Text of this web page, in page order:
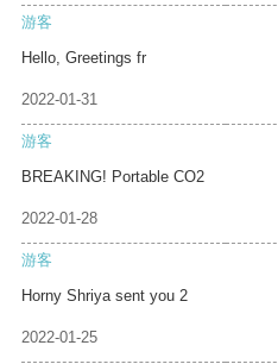
游客
Hello, Greetings fr
2022-01-31
游客
BREAKING! Portable CO2
2022-01-28
游客
Horny Shriya sent you 2
2022-01-25